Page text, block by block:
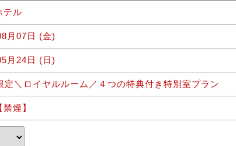
テル
月07日 (金)
月24日 (日)
定＼ロイヤルルーム／４つの特典付き特別室プラン
煙】